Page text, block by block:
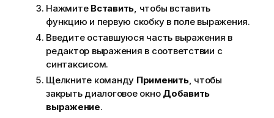
Нажмите Вставить, чтобы вставить
функцию и первую скобку в поле выражения.
Введите оставшуюся часть выражения в
редактор выражения в соответствии с
синтаксисом.
Щелкните команду Применить, чтобы
закрыть диалоговое окно Добавить
выражение.